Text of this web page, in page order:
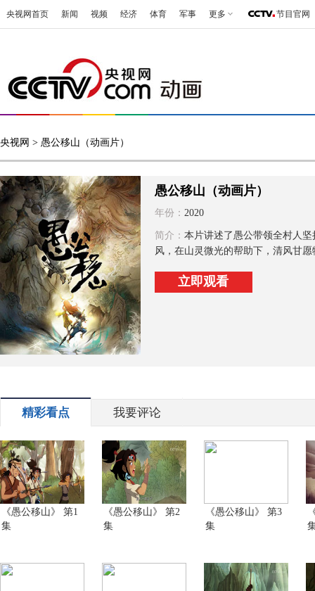
央视网首页 新闻 视频 经济 体育 军事 更多 节目官网
央视网 > 愚公移山（动画片）
愚公移山（动画片）
年份： 2020
简介： 本片讲述了愚公带领全村人
风，在山灵微光的帮助下，清风甘
立即观看
精彩看点 我要评论
《愚公移山》 第1
集
《愚公移山》 第2
集
《愚公移山》 第3
集